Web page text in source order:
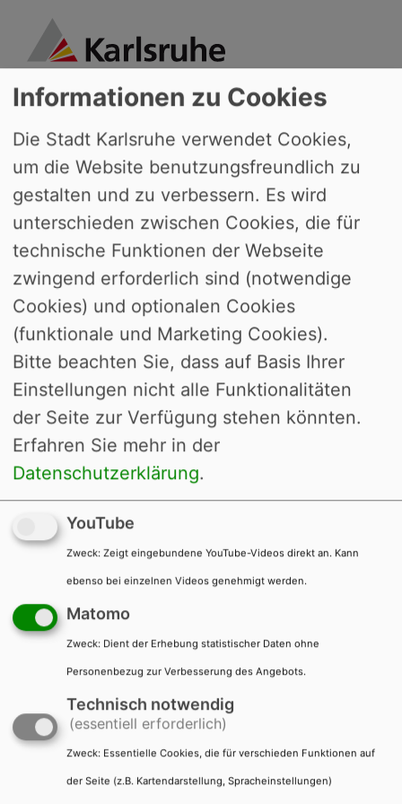
Bürgerservice Karlsruhe
Bürgerbüro Grötzingen
Sie finden das Bürgerbüro Grötzingen
im Rathaus I.
Persönliche Vorsprache nur mit
Terminvereinbarung (außer bei der
Abholung von Ausweisdokumenten):
Online per Karlsruhe.App oder unter
karlsruhe.de/terminvereinbarung
Per E-Mail an
buergerbuero@groetzingen.karlsruhe.
de
In Ausnahmefällen telefonisch unter
0721 133-7628
oder über unseren Infopoint unter
0721 133-7610
Kontakt / Öffnungszeiten
Öffentlicher Personennahverkehr /
Parken
Formulare
Informationen zu Cookies
Die Stadt Karlsruhe verwendet Cookies,
um die Website benutzungsfreundlich zu
gestalten und zu verbessern. Es wird
unterschieden zwischen Cookies, die für
technische Funktionen der Webseite
zwingend erforderlich sind (notwendige
Cookies) und optionalen Cookies
(funktionale und Marketing Cookies).
Bitte beachten Sie, dass auf Basis Ihrer
Einstellungen nicht alle Funktionalitäten
der Seite zur Verfügung stehen könnten.
Erfahren Sie mehr in der
Datenschutzerklärung.
YouTube
Zweck: Zeigt eingebundene YouTube-Videos direkt an. Kann
ebenso bei einzelnen Videos genehmigt werden.
Matomo
Zweck: Dient der Erhebung statistischer Daten ohne
Personenbezug zur Verbesserung des Angebots.
Technisch notwendig
(essentiell erforderlich)
Zweck: Essentielle Cookies, die für verschieden Funktionen auf
der Seite (z.B. Kartendarstellung, Spracheinstellungen)